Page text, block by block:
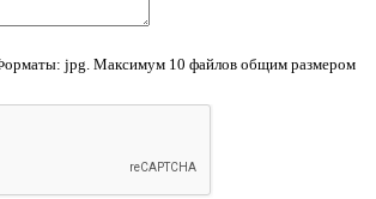
jpg. Максимум 10 файлов общим размером